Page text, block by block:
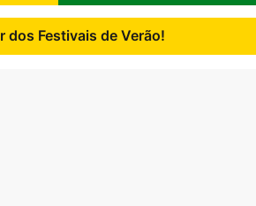
dos Festivais de Verão!